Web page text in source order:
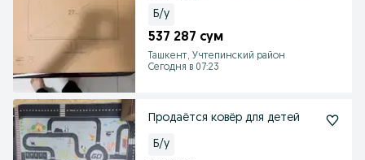
Б/у
537 287 сум
Ташкент, Учтепинский район
Сегодня в 07:23
Продаётся ковёр для детей
Б/у